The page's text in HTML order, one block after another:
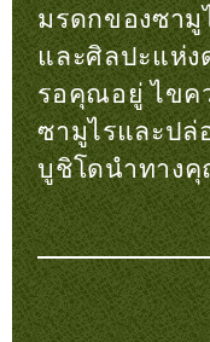
มรดกของซามู
และศิลปะแห่ง
รอคุณอยู่ ไขค
ซามูไรและป
บูชิโดนำทาง